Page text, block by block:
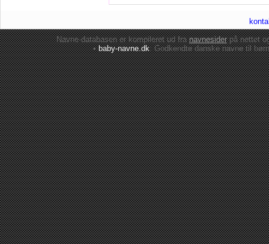
Navne-databasen er kompileret ud franavnesiderpå nettet
•baby-navne.dk: Godkendte danskenavne til børn